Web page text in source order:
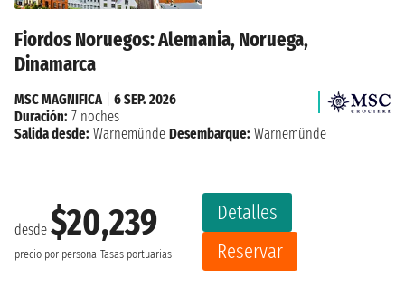
Fiordos Noruegos: Alemania, Noruega,
Dinamarca
desde $20,239
precio por persona Tasas portuarias
Detalles
Reservar
MSC MAGNIFICA
6 SEP. 2026
Duración: 7 noches
Salida desde: Warnemünde Desembarque: Warnemünde